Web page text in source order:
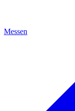
Messen